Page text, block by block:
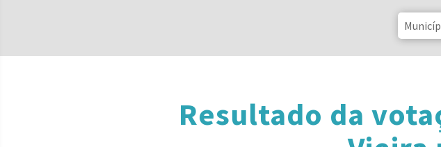
Resultado da